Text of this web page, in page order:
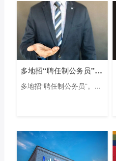
多地招“聘任制公务员”，最高年薪80万
多地招“聘任制公务员”。...